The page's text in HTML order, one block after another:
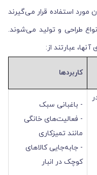
استفاده قرار می‌گیرند
طراحی و تولید می‌شوند.
عبارتند از:
کاربردها
- باغبانی سبک
- فعالیت‌های خانگی
مانند تمیزکاری
- جابه‌جایی کالاهای
کوچک در انبار